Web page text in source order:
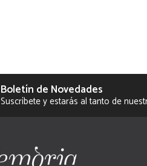
Boletín de Novedades
Suscríbete y estarás al tanto de